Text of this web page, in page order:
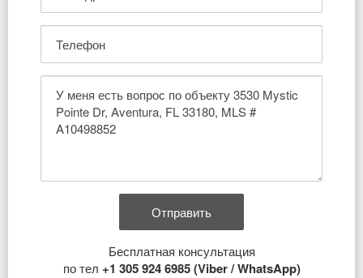
Бесплатная консультация
по тел +1 305 924 6985 (Viber / WhatsApp)